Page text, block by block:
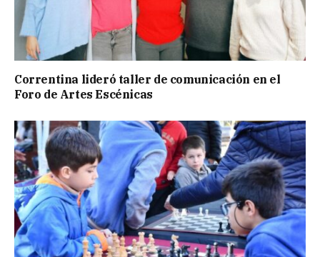
Correntina lideró taller de comunicación en el
Foro de Artes Escénicas